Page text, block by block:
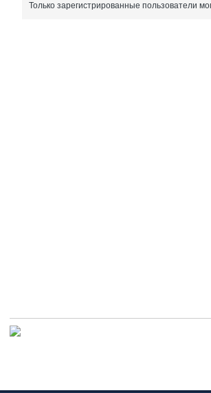
Только зарегистрированные пользователи